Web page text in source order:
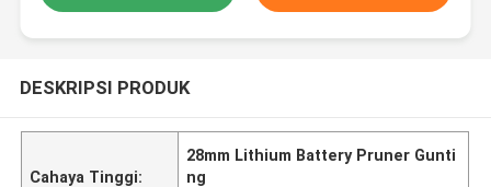
DESKRIPSI PRODUK
Cahaya Tinggi:
28mm Lithium Battery Pruner Gunti
ng